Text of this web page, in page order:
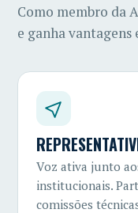
Como membro da
e ganha vantagens
Voz ativa junto
institucionais.
comissões